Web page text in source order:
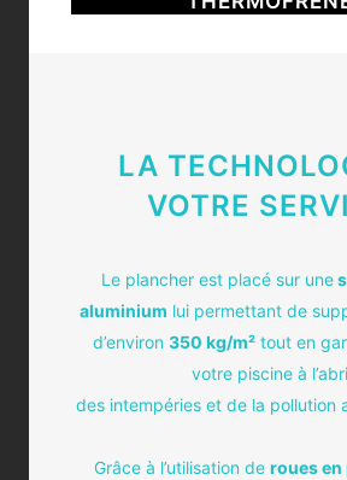
LA
VOTRE
Le plancher est placé sur une
aluminium lui permettant de
d’environ 350 kg/m²tout en
votre piscine à l’abri
des intempéries et de la pollution
Grâce à l’utilisation de roues